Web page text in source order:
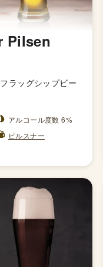
Pilsen
ラッグシップビー
アルコール度数 6%
ピルスナー